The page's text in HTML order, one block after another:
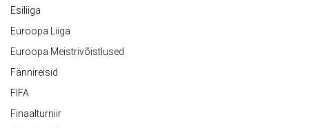
Esiliiga
Euroopa Liiga
Euroopa Meistrivõistlused
Fännireisid
FIFA
Finaalturniir